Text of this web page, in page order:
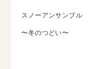
スノーアンサンブル
〜冬のつどい〜